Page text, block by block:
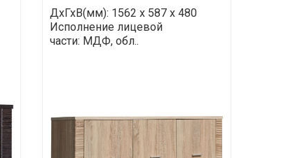
ДхГхВ(мм): 1562 х 587 х 480
Исполнение лицевой
части: МДФ, обл..